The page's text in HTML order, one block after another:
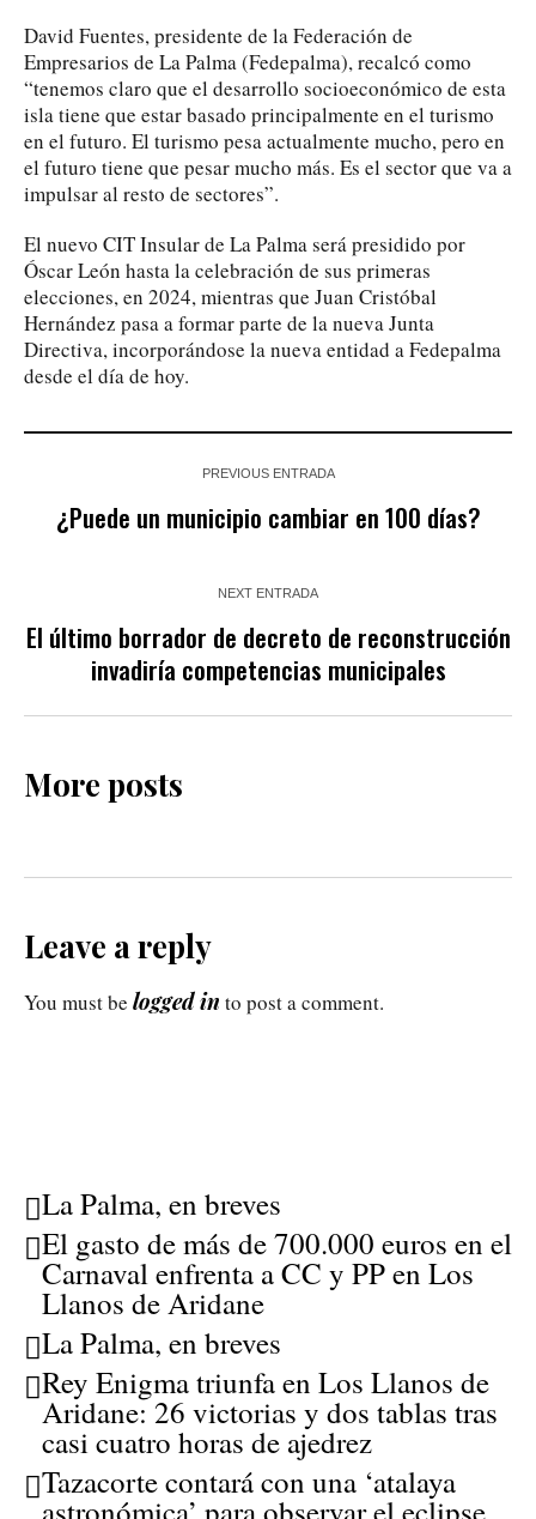
David Fuentes, presidente de la Federación de
Empresarios de La Palma (Fedepalma), recalcó como
“tenemos claro que el desarrollo socioeconómico de esta
isla tiene que estar basado principalmente en el turismo
en el futuro. El turismo pesa actualmente mucho, pero en
el futuro tiene que pesar mucho más. Es el sector que va a
impulsar al resto de sectores”.
El nuevo CIT Insular de La Palma será presidido por
Óscar León hasta la celebración de sus primeras
elecciones, en 2024, mientras que Juan Cristóbal
Hernández pasa a formar parte de la nueva Junta
Directiva, incorporándose la nueva entidad a Fedepalma
desde el día de hoy.
PREVIOUS ENTRADA
¿Puede un municipio cambiar en 100 días?
NEXT ENTRADA
El último borrador de decreto de reconstrucción
invadiría competencias municipales
More posts
Leave a reply
You must be logged in to post a comment.
La Palma, en breves
El gasto de más de 700.000 euros en el
Carnaval enfrenta a CC y PP en Los
Llanos de Aridane
La Palma, en breves
Rey Enigma triunfa en Los Llanos de
Aridane: 26 victorias y dos tablas tras
casi cuatro horas de ajedrez
Tazacorte contará con una ‘atalaya
astronómica’ para observar el eclipse